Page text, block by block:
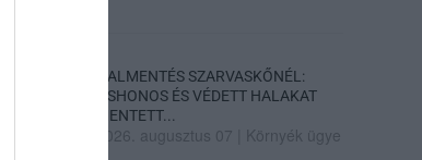
HALMENTÉS SZARVASKŐNÉL:
ŐSHONOS ÉS VÉDETT HALAKAT
MENTETT...
2026. augusztus 07 Környék ügye